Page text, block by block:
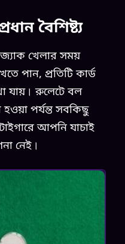
বৈশিষ্ট্য
খেলার সময়
পান, প্রতিটি কার্ড
যায়। রুলেটে বল
পর্যন্ত সবকিছু
আপনি যাচাই
নেই।